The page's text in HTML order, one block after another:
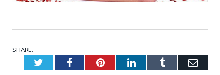
SHARE.
TwitterFacebookPinterestLinkedInTumblr